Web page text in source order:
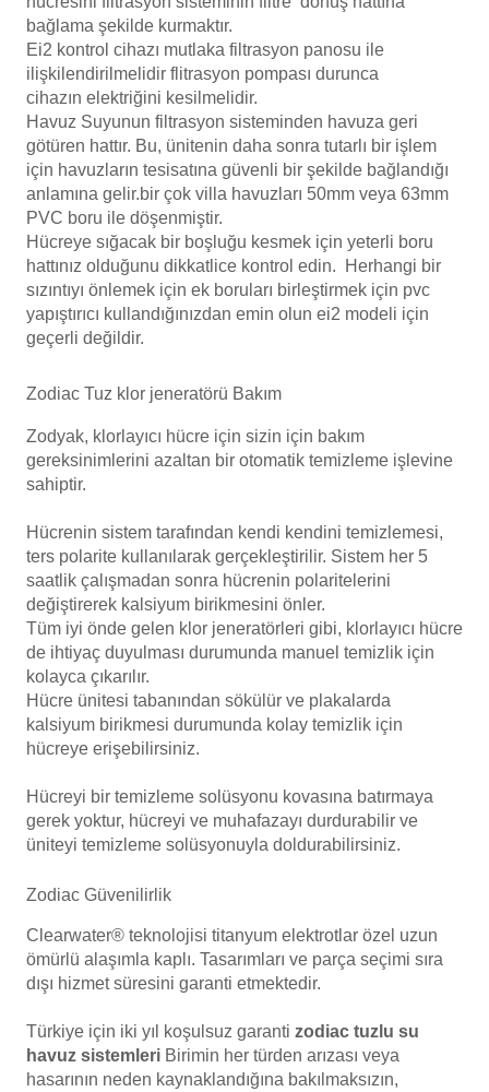
bağlama şekilde kurmaktır.
Ei2 kontrol cihazı mutlaka filtrasyon panosu ile
ilişkilendirilmelidir flitrasyon pompası durunca
cihazın elektriğini kesilmelidir.
Havuz Suyunun filtrasyon sisteminden havuza geri
götüren hattır. Bu, ünitenin daha sonra tutarlı bir işlem
için havuzların tesisatına güvenli bir şekilde bağlandığı
anlamına gelir.bir çok villa havuzları 50mm veya 63mm
PVC boru ile döşenmiştir.
Hücreye sığacak bir boşluğu kesmek için yeterli boru
hattınız olduğunu dikkatlice kontrol edin. Herhangi bir
sızıntıyı önlemek için ek boruları birleştirmek için pvc
yapıştırıcı kullandığınızdan emin olun ei2 modeli için
geçerli değildir.
Zodiac Tuz klor jeneratörü Bakım
Zodyak, klorlayıcı hücre için sizin için bakım
gereksinimlerini azaltan bir otomatik temizleme işlevine
sahiptir.
Hücrenin sistem tarafından kendi kendini temizlemesi,
ters polarite kullanılarak gerçekleştirilir. Sistem her 5
saatlik çalışmadan sonra hücrenin polaritelerini
değiştirerek kalsiyum birikmesini önler.
Tüm iyi önde gelen klor jeneratörleri gibi, klorlayıcı hücre
de ihtiyaç duyulması durumunda manuel temizlik için
kolayca çıkarılır.
Hücre ünitesi tabanından sökülür ve plakalarda
kalsiyum birikmesi durumunda kolay temizlik için
hücreye erişebilirsiniz.
Hücreyi bir temizleme solüsyonu kovasına batırmaya
gerek yoktur, hücreyi ve muhafazayı durdurabilir ve
üniteyi temizleme solüsyonuyla doldurabilirsiniz.
Zodiac Güvenilirlik
Clearwater® teknolojisi titanyum elektrotlar özel uzun
ömürlü alaşımla kaplı. Tasarımları ve parça seçimi sıra
dışı hizmet süresini garanti etmektedir.
Türkiye için iki yıl koşulsuz garanti zodiac tuzlu su
havuz sistemleri Birimin her türden arızası veya
hasarının neden kaynaklandığına bakılmaksızın,